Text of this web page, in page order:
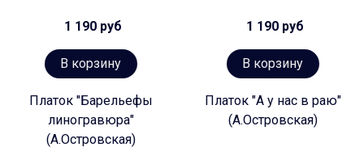
1 190 руб
В корзину
Платок "Барельефы
линогравюра"
(А.Островская)
1 190 руб
В корзину
Платок "А у нас в раю"
(А.Островская)